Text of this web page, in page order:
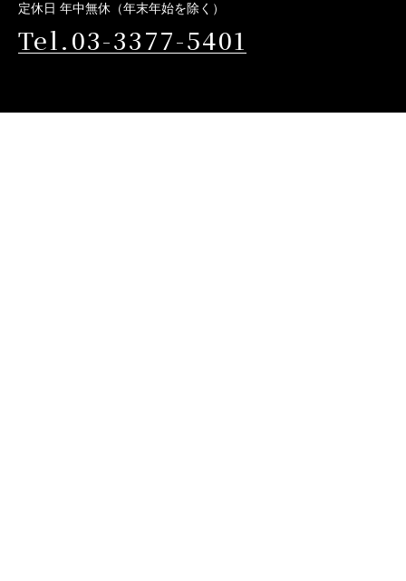
定休日 年中無休（年末年始を除く）
Tel.03-3377-5401